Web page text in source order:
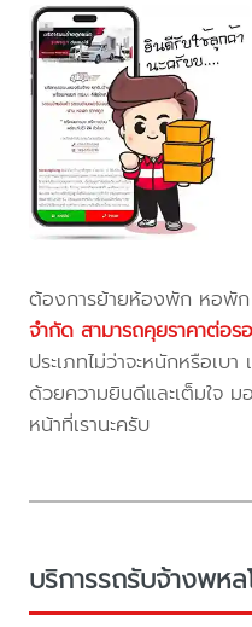
ต้องการย้ายห้องพัก หอพั
จำกัด สามารถคุยราคาต่อร
ประเภทไม่ว่าจะหนักหรือเบ
ด้วยความยินดีและเต็มใจ ม
หน้าที่เรานะครับ
บริการรถรับจ้างพห